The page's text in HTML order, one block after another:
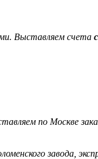
Выставляем счета
по Москве
завода,